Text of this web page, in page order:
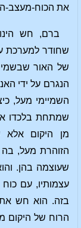
את הכוח-מעצב-
ברם, חש
שחודר למערכת
של האור שבשמי
הנגרם על ידי
השמיימי מעל,
שמתחת בלכדו
מן היקום אלא
הזוהרת מעל, בה
שעוצמה בהן.
עצמותיו, עם
בזה. הוא חש את
הרוח של היקום